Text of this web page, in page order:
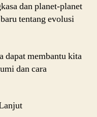
dan planet-planet
tentang evolusi
dapat membantu kita
dan cara